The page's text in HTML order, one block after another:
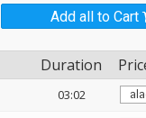
Add all to Cart
Duration
03:02